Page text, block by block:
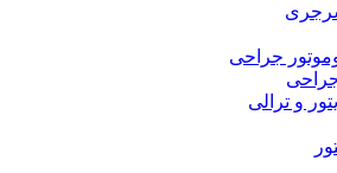
جراحی
جراحی
و ترالی